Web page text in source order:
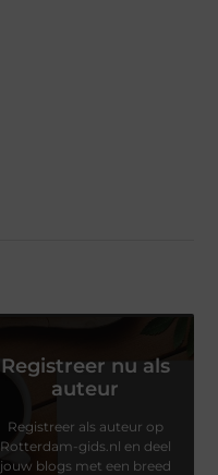
Registreer nu als
auteur
Registreer als auteur op
Rotterdam-gids.nl en deel
jouw blogs met een breed